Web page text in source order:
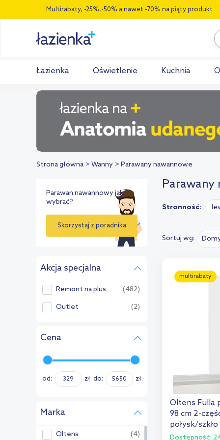
Multirabaty, -25%,-50% a nawet -70% na piąty produkt
Łazienka Oświetlenie Kuchnia
Strona główna Wanny Parawany nawannowe
Parawan nawannowy jaki
wybrać?
Skorzystaj z poradnika
Akcja specjalna
Remont na plus (482)
Outlet (2)
Cena
od: zł do: zł
Marka
Oltens (4)
Parawany
Stronność:
Sortuj wg:
multirabaty
Oltens Fulla
98 cm 2-
połysk/
23204100
Dostępność: